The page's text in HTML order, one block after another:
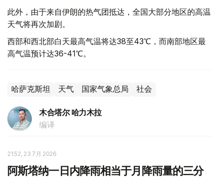
此外，由于来自伊朗的热气团抵达，全国大部分地区的高温
天气将再次加剧。
西部和西北部白天最高气温将达38至43℃，而南部地区最
高气温预计达36-41℃。
哈萨克斯坦 天气 国家气象总局 社会
木合塔尔 哈力木拉
编译
21:52, 23 7月 2026
阿斯塔纳一日内降雨相当于月降雨量的三分